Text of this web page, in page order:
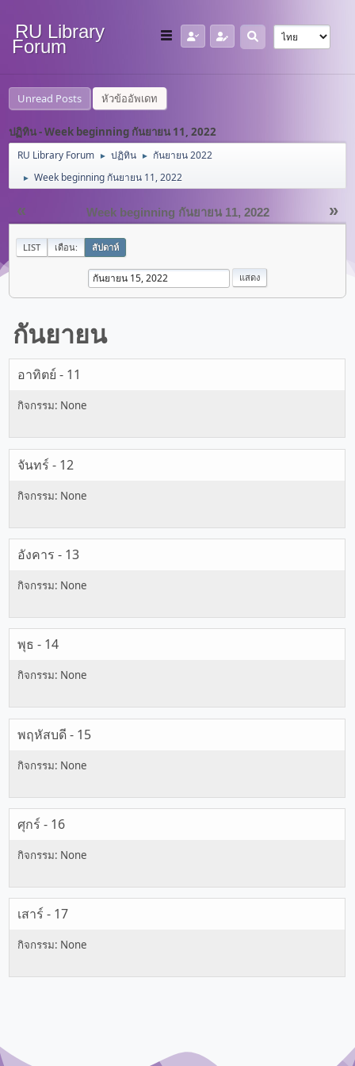
RU Library
Forum
Unread Posts หัวข้ออัพเดท
ปฏิทิน - Week beginning กันยายน 11, 2022
RU Library Forum ► ปฏิทิน ► กันยายน 2022
► Week beginning กันยายน 11, 2022
« »
Week beginning กันยายน 11, 2022
LIST เดือน: สัปดาห์
กันยายน
อาทิตย์ - 11
จันทร์ - 12
อังคาร - 13
พุธ - 14
พฤหัสบดี - 15
ศุกร์ - 16
เสาร์ - 17